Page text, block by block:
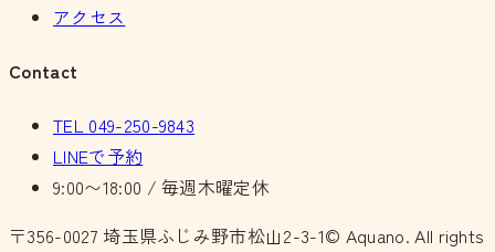
アクセス
Contact
TEL 049-250-9843
LINEで予約
9:00〜18:00 / 毎週木曜定休
〒356-0027 埼玉県ふじみ野市松山2-3-1© Aquano. All rights